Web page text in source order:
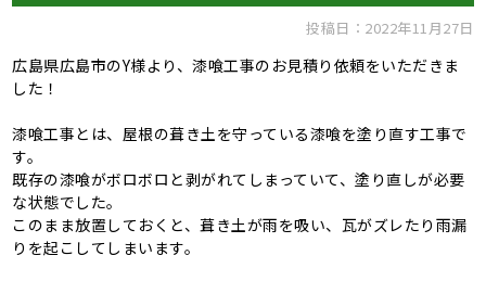
投稿日：2022年11月27日
広島県広島市のY様より、漆喰工事のお見積り依頼をいただきま
した！
漆喰工事とは、屋根の葺き土を守っている漆喰を塗り直す工事で
す。
既存の漆喰がボロボロと剥がれてしまっていて、塗り直しが必要
な状態でした。
このまま放置しておくと、葺き土が雨を吸い、瓦がズレたり雨漏
りを起こしてしまいます。